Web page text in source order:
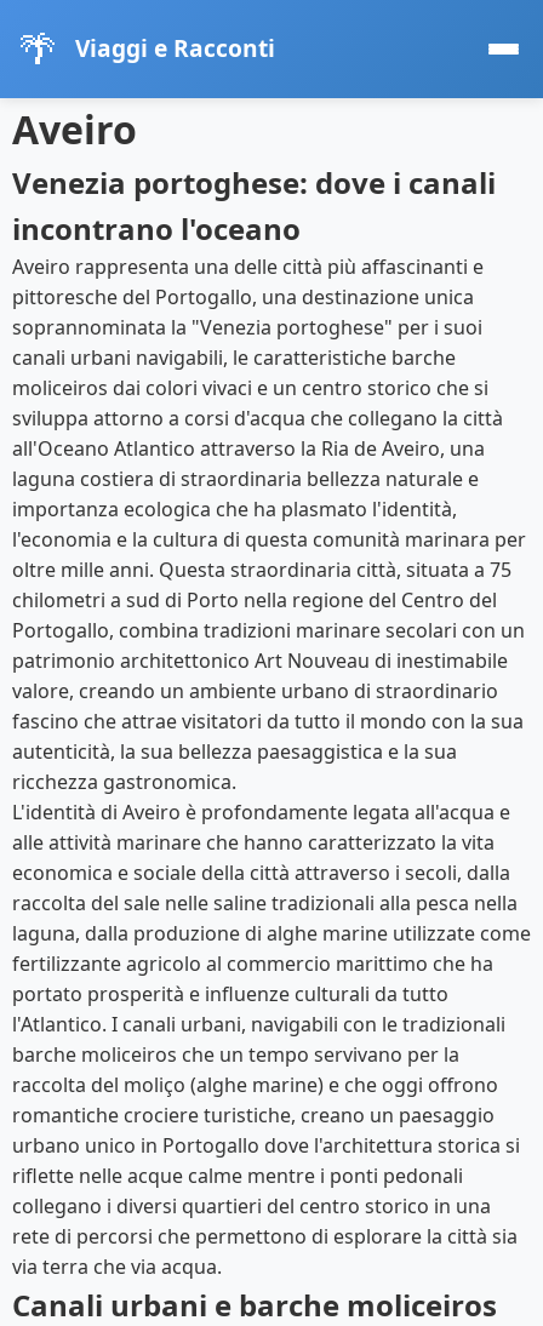
🌴 Viaggi e Racconti
Aveiro
Venezia portoghese: dove i canali
incontrano l'oceano
Aveiro rappresenta una delle città più affascinanti e
pittoresche del Portogallo, una destinazione unica
soprannominata la "Venezia portoghese" per i suoi
canali urbani navigabili, le caratteristiche barche
moliceiros dai colori vivaci e un centro storico che si
sviluppa attorno a corsi d'acqua che collegano la città
all'Oceano Atlantico attraverso la Ria de Aveiro, una
laguna costiera di straordinaria bellezza naturale e
importanza ecologica che ha plasmato l'identità,
l'economia e la cultura di questa comunità marinara per
oltre mille anni. Questa straordinaria città, situata a 75
chilometri a sud di Porto nella regione del Centro del
Portogallo, combina tradizioni marinare secolari con un
patrimonio architettonico Art Nouveau di inestimabile
valore, creando un ambiente urbano di straordinario
fascino che attrae visitatori da tutto il mondo con la sua
autenticità, la sua bellezza paesaggistica e la sua
ricchezza gastronomica.
L'identità di Aveiro è profondamente legata all'acqua e
alle attività marinare che hanno caratterizzato la vita
economica e sociale della città attraverso i secoli, dalla
raccolta del sale nelle saline tradizionali alla pesca nella
laguna, dalla produzione di alghe marine utilizzate come
fertilizzante agricolo al commercio marittimo che ha
portato prosperità e influenze culturali da tutto
l'Atlantico. I canali urbani, navigabili con le tradizionali
barche moliceiros che un tempo servivano per la
raccolta del moliço (alghe marine) e che oggi offrono
romantiche crociere turistiche, creano un paesaggio
urbano unico in Portogallo dove l'architettura storica si
riflette nelle acque calme mentre i ponti pedonali
collegano i diversi quartieri del centro storico in una
rete di percorsi che permettono di esplorare la città sia
via terra che via acqua.
Canali urbani e barche moliceiros